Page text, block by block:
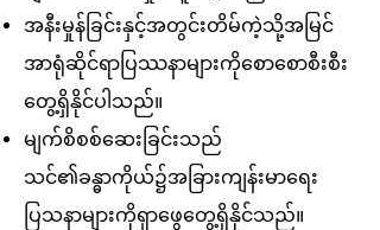
အနီးမှုန်ခြင်းနှင့်အတွင်းတိမ်ကဲ့သို့အမြင်
အာရုံဆိုင်ရာပြဿနာများကိုစောစောစီးစီး
တွေ့ရှိနိုင်ပါသည်။
မျက်စိစစ်ဆေးခြင်းသည်
သင်၏ခန္ဓာကိုယ်၌အခြားကျန်းမာရေး
ပြသနာများကိုရှာဖွေတွေ့ရှိနိုင်သည်။